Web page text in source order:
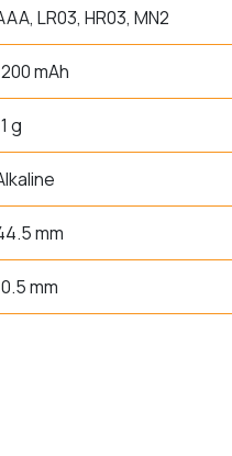
LR03, HR03, MN2
mAh
g
mm
mm